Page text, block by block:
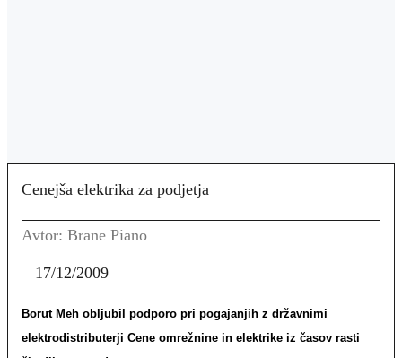
Cenejša elektrika za podjetja
Avtor: Brane Piano
17/12/2009
Borut Meh obljubil podporo pri pogajanjih z državnimi
elektrodistributerji Cene omrežnine in elektrike iz časov rasti